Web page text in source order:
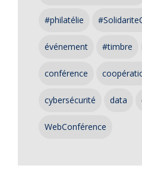
#philatélie
événement #timbre
conférence
cybersécurité data
WebConférence